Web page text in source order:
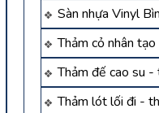
Sàn nhựa Vinyl
Thảm cỏ nhân
Thảm đế cao su -
Thảm lót lối đi -